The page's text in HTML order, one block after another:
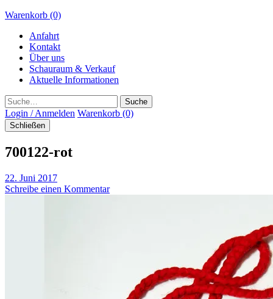
Warenkorb (0)
Anfahrt
Kontakt
Über uns
Schauraum & Verkauf
Aktuelle Informationen
Suche
Login / Anmelden Warenkorb (0)
Schließen
700122-rot
22. Juni 2017
Schreibe einen Kommentar